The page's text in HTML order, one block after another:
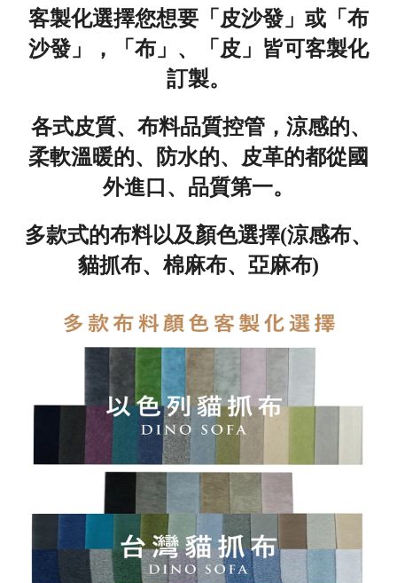
客製化選擇您想要「皮沙發」或「布
沙發」，「布」、「皮」皆可客製化
訂製。
各式皮質、布料品質控管，涼感的、
柔軟溫暖的、防水的、皮革的都從國
外進口、品質第一。
多款式的布料以及顏色選擇(涼感布、
貓抓布、棉麻布、亞麻布)